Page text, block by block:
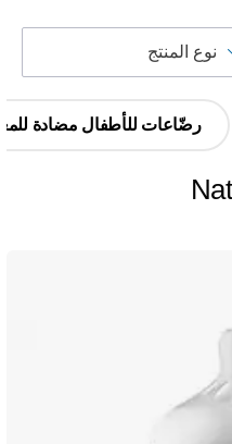
رضّاعات للأطفال مضادة